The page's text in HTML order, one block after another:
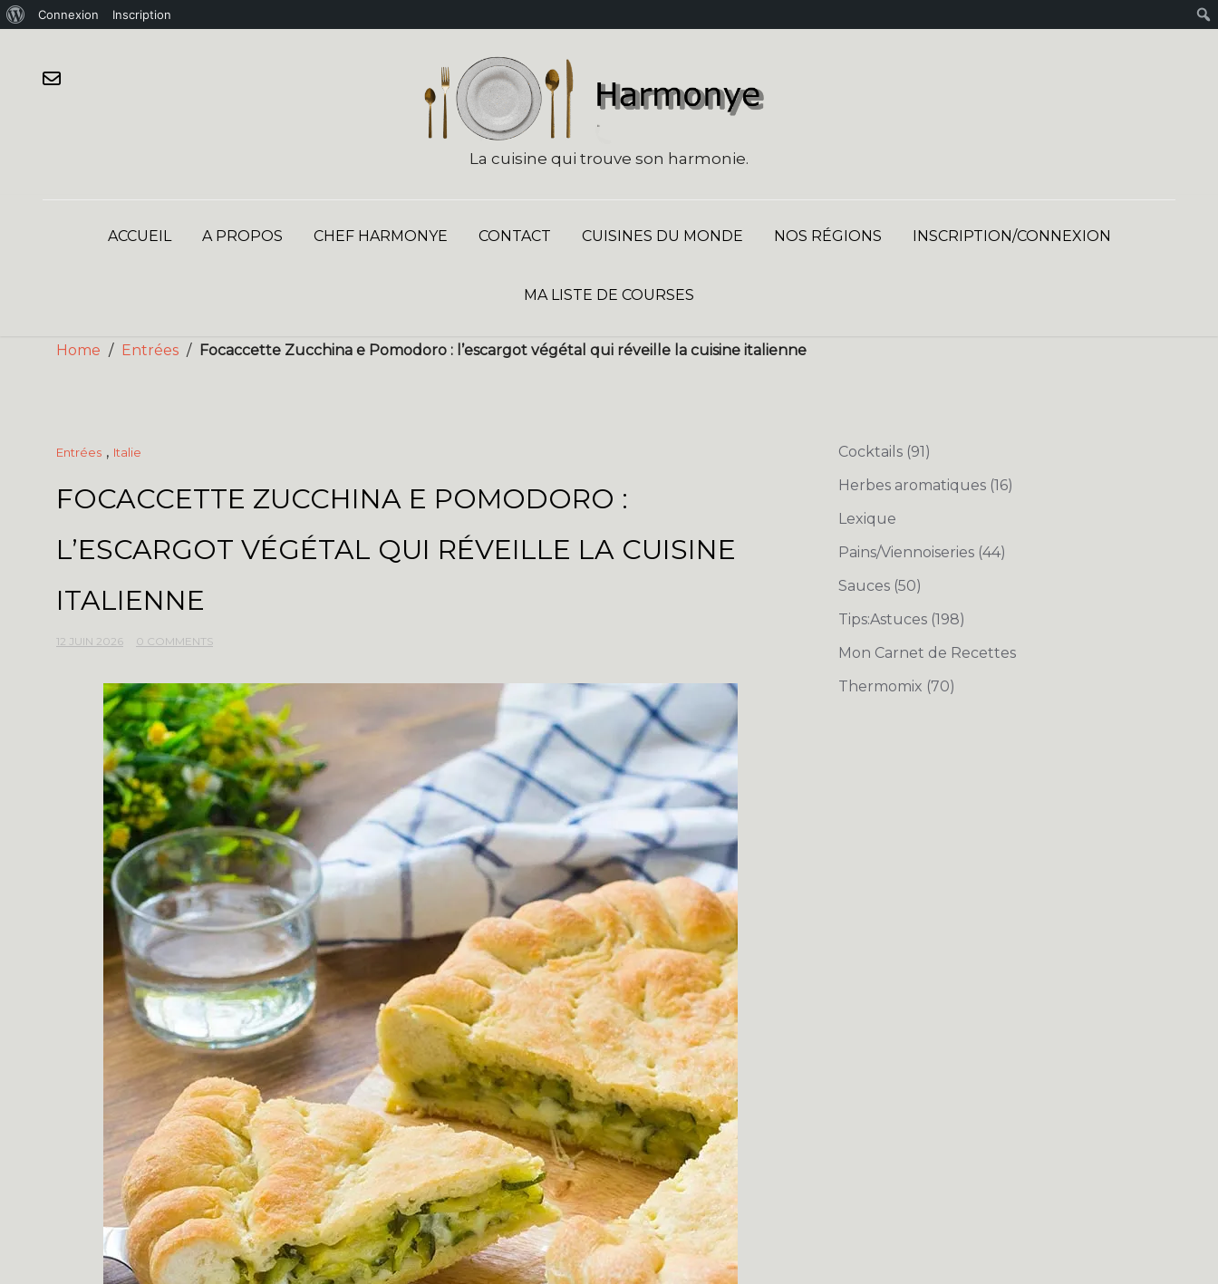
Connexion Inscription
La cuisine qui trouve son harmonie.
ACCUEIL A PROPOS CHEF HARMONYE CONTACT CUISINES DU MONDE NOS RÉGIONS INSCRIPTION/CONNEXION
MA LISTE DE COURSES
Home / Entrées / Focaccette Zucchina e Pomodoro : l’escargot végétal qui réveille la cuisine italienne
Entrées , Italie
FOCACCETTE ZUCCHINA E POMODORO :
L’ESCARGOT VÉGÉTAL QUI RÉVEILLE LA CUISINE
ITALIENNE
12 JUIN 2026 0 COMMENTS
Cocktails (91)
Herbes aromatiques (16)
Lexique
Pains/Viennoiseries (44)
Sauces (50)
Tips:Astuces (198)
Mon Carnet de Recettes
Thermomix (70)